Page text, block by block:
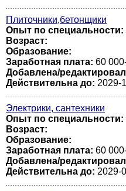
Плиточники,бетонщики
Опыт по специальности:
Возраст:
Образование:
Заработная плата: 60
Добавлена/
Действительна до: 2029-
Электрики, сантехники
Опыт по специальности:
Возраст:
Образование:
Заработная плата: 60
Добавлена/
Действительна до: 2029-